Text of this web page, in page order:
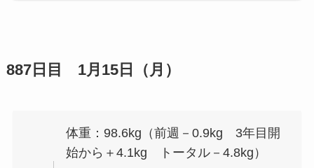
887日目 1月15日（月）
体重：98.6kg（前週－0.9kg 3年目開
始から＋4.1kg トータル－4.8kg）